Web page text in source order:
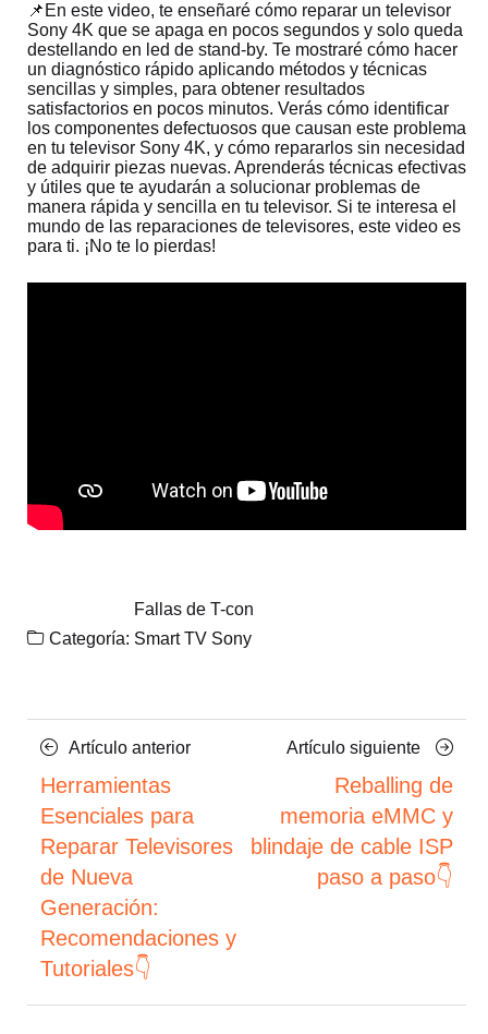
📌En este video, te enseñaré cómo reparar un televisor
Sony 4K que se apaga en pocos segundos y solo queda
destellando en led de stand-by. Te mostraré cómo hacer
un diagnóstico rápido aplicando métodos y técnicas
sencillas y simples, para obtener resultados
satisfactorios en pocos minutos. Verás cómo identificar
los componentes defectuosos que causan este problema
en tu televisor Sony 4K, y cómo repararlos sin necesidad
de adquirir piezas nuevas. Aprenderás técnicas efectivas
y útiles que te ayudarán a solucionar problemas de
manera rápida y sencilla en tu televisor. Si te interesa el
mundo de las reparaciones de televisores, este video es
para ti. ¡No te lo pierdas!
Categoría:
Fallas de T-con
Smart TV Sony
Navegación
de
entradas
Artículo anteriorArtículo
Herramientas
Esenciales para
Reparar Televisores
de Nueva
Generación:
Recomendaciones y
Tutoriales👇
Artículo siguiente
Artículo
Reballing de
memoria eMMC y
blindaje de cable ISP
paso a paso👇